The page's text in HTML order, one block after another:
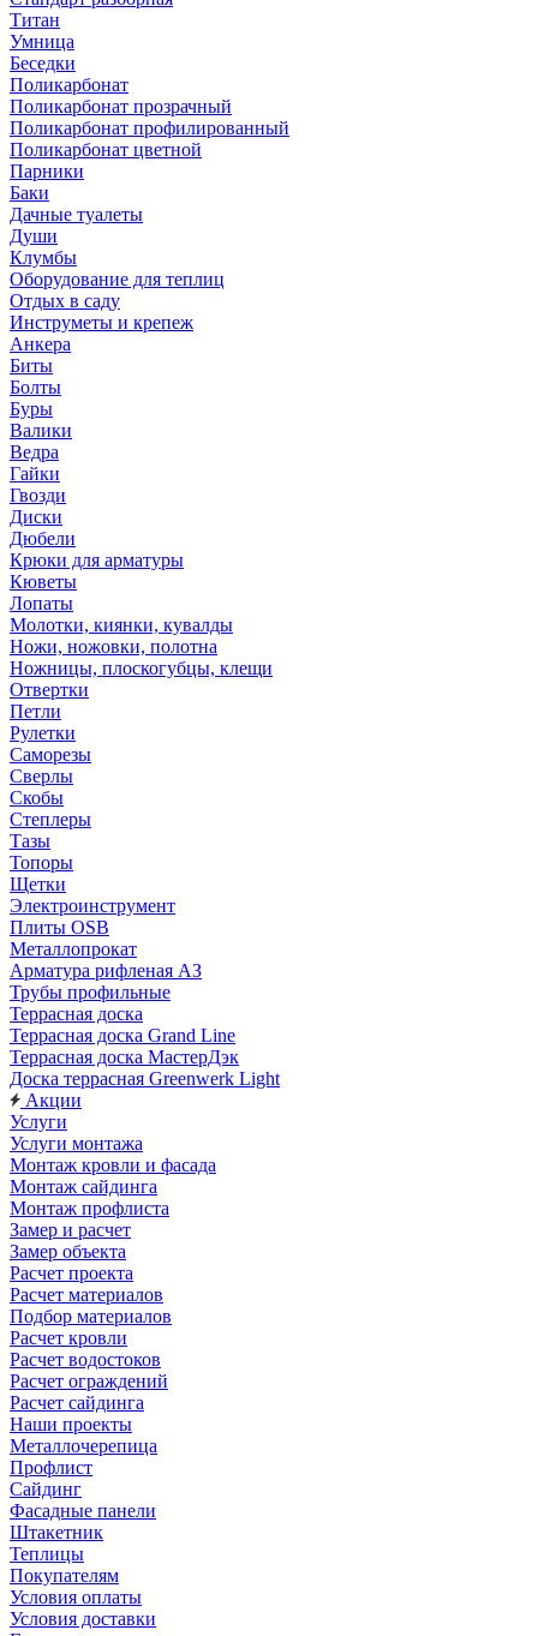
Титан
Умница
Беседки
Поликарбонат
Поликарбонат прозрачный
Поликарбонат профилированный
Поликарбонат цветной
Парники
Баки
Дачные туалеты
Души
Клумбы
Оборудование для теплиц
Отдых в саду
Инструметы и крепеж
Анкера
Биты
Болты
Буры
Валики
Ведра
Гайки
Гвозди
Диски
Дюбели
Крюки для арматуры
Кюветы
Лопаты
Молотки, киянки, кувалды
Ножи, ножовки, полотна
Ножницы, плоскогубцы, клещи
Отвертки
Петли
Рулетки
Саморезы
Сверлы
Скобы
Степлеры
Тазы
Топоры
Щетки
Электроинструмент
Плиты OSB
Металлопрокат
Арматура рифленая АЗ
Трубы профильные
Террасная доска
Террасная доска Grand Line
Террасная доска МастерДэк
Доска террасная Greenwerk Light
Акции
Услуги
Услуги монтажа
Монтаж кровли и фасада
Монтаж сайдинга
Монтаж профлиста
Замер и расчет
Замер объекта
Расчет проекта
Расчет материалов
Подбор материалов
Расчет кровли
Расчет водостоков
Расчет ограждений
Расчет сайдинга
Наши проекты
Металлочерепица
Профлист
Сайдинг
Фасадные панели
Штакетник
Теплицы
Покупателям
Условия оплаты
Условия доставки